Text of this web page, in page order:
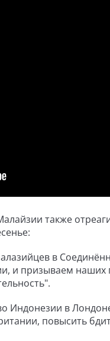
также
в
и призываем
Индонезии в
повысить